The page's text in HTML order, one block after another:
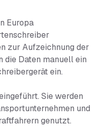
Europa
zur Aufzeichnung der
die Daten manuell ein
ein.
Sie werden
und
genutzt.